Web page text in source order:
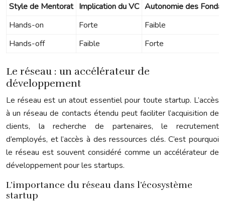
Style de Mentorat Implication du VC Autonomie des
Hands-on
Forte
Faible
Hands-off
Faible Forte
Le réseau : un accélérateur de
développement
Le réseau est un atout essentiel pour toute startup. L’accès
à un réseau de contacts étendu peut faciliter l’acquisition de
clients, la recherche de partenaires, le recrutement
d’employés, et l’accès à des ressources clés. C’est pourquoi
le réseau est souvent considéré comme un accélérateur de
développement pour les startups.
L’importance du réseau dans l’écosystème
startup